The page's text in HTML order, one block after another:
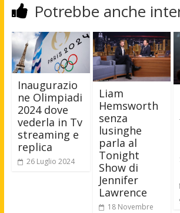
Potrebbe anche
Inaugurazio
ne Olimpiadi
2024 dove
vederla in Tv
streaming e
replica
26 Luglio 2024
Liam
Hemsworth
senza
lusinghe
parla al
Tonight
Show di
Jennifer
Lawrence
18 Novembre